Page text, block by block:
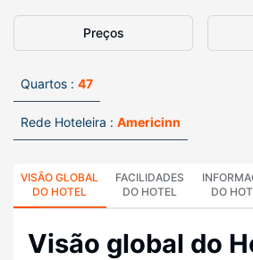
Preços
Quartos : 47
Rede Hoteleira : Americinn
VISÃO GLOBAL
DO HOTEL
FACILIDADES
DO HOTEL
DO
Visão global do